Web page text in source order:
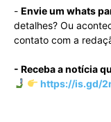
- Envie um whats
detalhes? Ou
contato com a
- Receba a notícia
https://is.gd/